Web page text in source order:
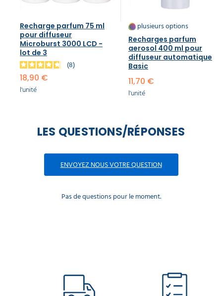
Recharge parfum 75 ml
pour diffuseur
Microburst 3000 LCD -
lot de 3
8
18,90 €
l'unité
plusieurs options
Recharges parfum
aerosol 400 ml pour
diffuseur automatique
Basic
11,70 €
l'unité
LES QUESTIONS/RÉPONSES
ENVOYEZ NOUS VOTRE QUESTION
Pas de questions pour le moment.